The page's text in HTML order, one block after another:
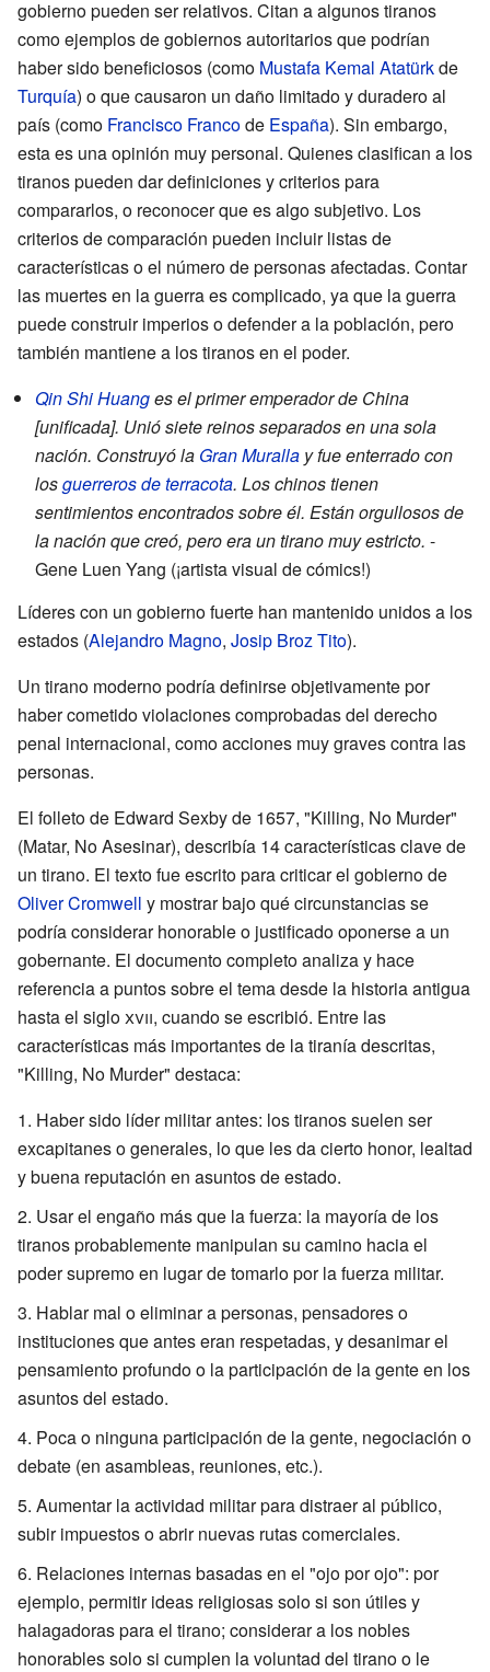
gobierno pueden ser relativos. Citan a algunos tiranos
como ejemplos de gobiernos autoritarios que podrían
haber sido beneficiosos (como Mustafa Kemal Atatürkde
Turquía) o que causaron un daño limitado y duradero al
país (como Francisco Francode España). Sin embargo,
esta es una opinión muy personal. Quienes clasifican a los
tiranos pueden dar definiciones y criterios para
compararlos, o reconocer que es algo subjetivo. Los
criterios de comparación pueden incluir listas de
características o el número de personas afectadas. Contar
las muertes en la guerra es complicado, ya que la guerra
puede construir imperios o defender a la población, pero
también mantiene a los tiranos en el poder.
Qin Shi Huanges el primer emperador de China
[unificada]. Unió siete reinos separados en una sola
nación. Construyó la Gran Muralla y fue enterrado con
losguerreros de terracota. Los chinos tienen
sentimientos encontrados sobre él. Están orgullosos de
la nación que creó, pero era un tirano muy estricto. -
Gene Luen Yang (¡artista visual de cómics!)
Líderes con un gobierno fuerte han mantenido unidos a los
estados (Alejandro Magno, Josip Broz Tito).
Un tirano moderno podría definirse objetivamente por
haber cometido violaciones comprobadas del derecho
penal internacional, como acciones muy graves contra las
personas.
El folleto de Edward Sexby de 1657, "Killing, No Murder"
(Matar, No Asesinar), describía 14 características clave de
un tirano. El texto fue escrito para criticar el gobierno de
Oliver Cromwell y mostrar bajo qué circunstancias se
podría considerar honorable o justificado oponerse a un
gobernante. El documento completo analiza y hace
referencia a puntos sobre el tema desde la historia antigua
hasta el sigloxvii, cuando se escribió. Entre las
características más importantes de la tiranía descritas,
"Killing, No Murder" destaca:
Haber sido líder militar antes: los tiranos suelen ser
excapitanes o generales, lo que les da cierto honor, lealtad
y buena reputación en asuntos de estado.
Usar el engaño más que la fuerza: la mayoría de los
tiranos probablemente manipulan su camino hacia el
poder supremo en lugar de tomarlo por la fuerza militar.
Hablar mal o eliminar a personas, pensadores o
instituciones que antes eran respetadas, y desanimar el
pensamiento profundo o la participación de la gente en los
asuntos del estado.
Poca o ninguna participación de la gente, negociación o
debate (en asambleas, reuniones, etc.).
Aumentar la actividad militar para distraer al público,
subir impuestos o abrir nuevas rutas comerciales.
Relaciones internas basadas en el "ojo por ojo": por
ejemplo, permitir ideas religiosas solo si son útiles y
halagadoras para el tirano; considerar a los nobles
honorables solo si cumplen la voluntad del tirano o le